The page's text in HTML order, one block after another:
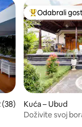
gosti”
ocjena: 4,92/5,
(38)
Među najviše
Odabrali
Kuća – Ubud
Doživite svoj